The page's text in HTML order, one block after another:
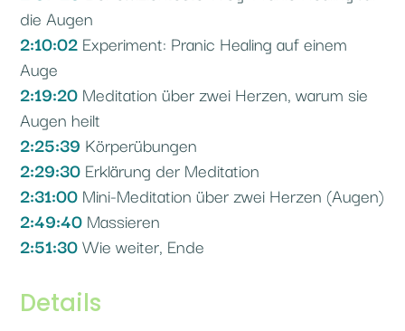
die Augen
2:10:02 Experiment: Pranic Healing auf einem
Auge
2:19:20 Meditation über zwei Herzen, warum sie
Augen heilt
2:25:39 Körperübungen
2:29:30 Erklärung der Meditation
2:31:00 Mini-Meditation über zwei Herzen (Augen)
2:49:40 Massieren
2:51:30Wie weiter, Ende
Details